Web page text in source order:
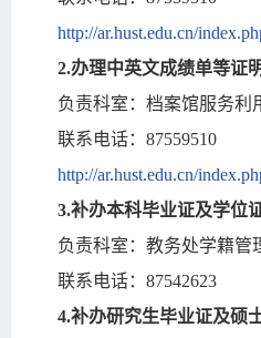
http://ar.hust.edu.cn/
2.办理中英文成绩单等证
负责科室：档案馆服务利
联系电话：87559510
http://ar.hust.edu.cn/
3.补办本科毕业证及学位
负责科室：教务处学籍管
联系电话：87542623
4.补办研究生毕业证及硕